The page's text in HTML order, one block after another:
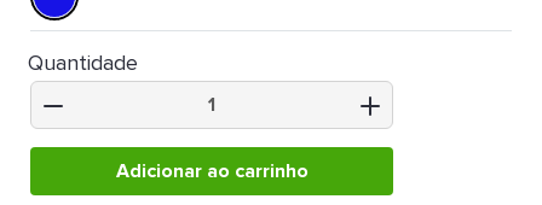
Quantidade
Adicionar ao carrinho